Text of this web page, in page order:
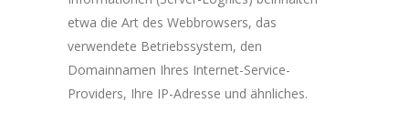
etwa die Art des Webbrowsers, das
verwendete Betriebssystem, den
Domainnamen Ihres Internet-Service-
Providers, Ihre IP-Adresse und ähnliches.